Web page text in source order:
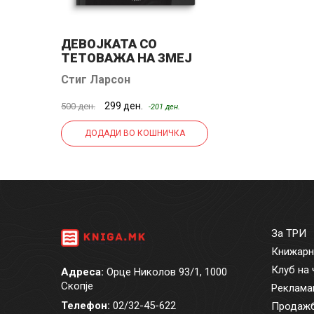
ДЕВОЈКАТА СО
ТЕТОВАЖА НА ЗМЕЈ
Стиг Ларсон
500 ден. 299 ден. -201 ден.
ДОДАДИ ВО КОШНИЧКА
Адреса: Орце Николов 93/1, 1000
Скопје
Телефон: 02/32-45-622
За ТРИ
Клуб на